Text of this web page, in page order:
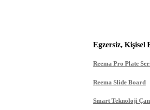
Egzersiz, Kişisel
Reema Pro Plate
Reema Slide Board
Smart Teknoloji